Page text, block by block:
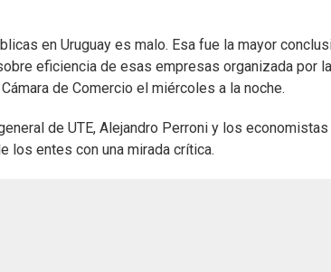
en Uruguay es malo. Esa fue la mayor
eficiencia de esas empresas organizada por
de Comercio el miércoles a la noche.
de UTE, Alejandro Perroni y los
los entes con una mirada crítica.